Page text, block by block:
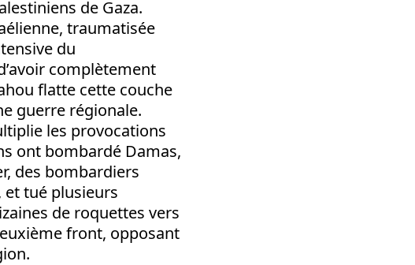
de Gaza.
traumatisée
du
complètement
flatte cette couche
guerre régionale.
les provocations
ont bombardé Damas,
des bombardiers
et tué plusieurs
de roquettes vers
front, opposant